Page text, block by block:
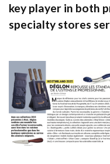
key player in both
specialty stores